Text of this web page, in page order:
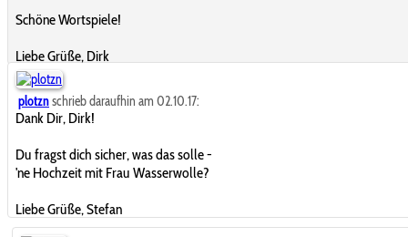
Schöne Wortspiele!
Liebe Grüße, Dirk
plotznschrieb daraufhin am 02.10.17:
Dank Dir, Dirk!
Du fragst dich sicher, was das solle -
'ne Hochzeit mit Frau Wasserwolle?
Liebe Grüße, Stefan